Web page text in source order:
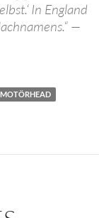
In England
—
MOTÖRHEAD